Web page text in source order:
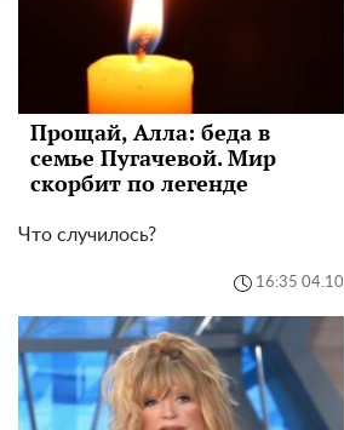
Прощай, Алла: беда в
семье Пугачевой. Мир
скорбит по легенде
Что случилось?
16:35 04.10